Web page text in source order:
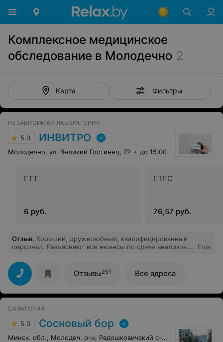
Комплексное медицинское
обследование в Молодечно 2
Карта Фильтры
НЕЗАВИСИМАЯ ЛАБОРАТОРИЯ
5.0 ИНВИТРО
Молодечно, ул. Великий Гостинец, 72 до 15:00
ГТТ
6 руб.
ГТГС
76,57 руб.
Отзыв. Хороший, дружелюбный, квалифицированный
персонал. Разъясняют все нюансы по сдаче анализов.
анализ 12.12.2018. Только положительный отзыв.
Обязательно буду рекомендовать знакомым и буду
обращаться ещё.
Еще
Отзывы251 Все адреса
САНАТОРИЙ
5.0 Сосновый бор
Минск. обл., Молодеч. р-н, Радошковичский c-с, 1